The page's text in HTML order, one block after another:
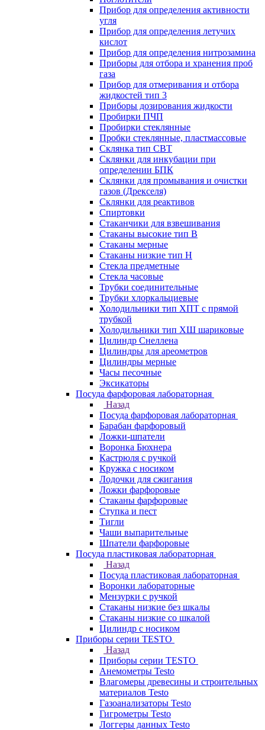
Прибор для определения активности
угля
Прибор для определения летучих
кислот
Прибор для определения нитрозамина
Приборы для отбора и хранения проб
газа
Прибор для отмеривания и отбора
жидкостей тип 3
Приборы дозирования жидкости
Пробирки ПЧП
Пробирки стеклянные
Пробки стеклянные, пластмассовые
Склянка тип СВТ
Склянки для инкубации при
определении БПК
Склянки для промывания и очистки
газов (Дрекселя)
Склянки для реактивов
Спиртовки
Стаканчики для взвешивания
Стаканы высокие тип В
Стаканы мерные
Стаканы низкие тип Н
Стекла предметные
Стекла часовые
Трубки соединительные
Трубки хлоркальциевые
Холодильники тип ХПТ с прямой
трубкой
Холодильники тип ХШ шариковые
Цилиндр Снеллена
Цилиндры для ареометров
Цилиндры мерные
Часы песочные
Эксикаторы
Посуда фарфоровая лабораторная
Назад
Посуда фарфоровая лабораторная
Барабан фарфоровый
Ложки-шпатели
Воронка Бюхнера
Кастрюля с ручкой
Кружка с носиком
Лодочки для сжигания
Ложки фарфоровые
Стаканы фарфоровые
Ступка и пест
Тигли
Чаши выпарительные
Шпатели фарфоровые
Посуда пластиковая лабораторная
Назад
Посуда пластиковая лабораторная
Воронки лабораторные
Мензурки с ручкой
Стаканы низкие без шкалы
Стаканы низкие со шкалой
Цилиндр с носиком
Приборы серии TESTO
Назад
Приборы серии TESTO
Анемометры Testo
Влагомеры древесины и строительных
материалов Testo
Газоанализаторы Testo
Гигрометры Testo
Логгеры данных Testo